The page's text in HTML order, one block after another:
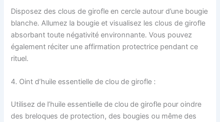
Disposez des clous de girofle en cercle autour d’une bougie
blanche. Allumez la bougie et visualisez les clous de girofle
absorbant toute négativité environnante. Vous pouvez
également réciter une affirmation protectrice pendant ce
rituel.
4. Oint d’huile essentielle de clou de girofle :
Utilisez de l’huile essentielle de clou de girofle pour oindre
des breloques de protection, des bougies ou même des